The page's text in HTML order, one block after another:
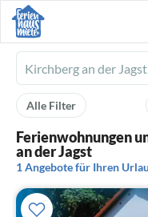
Ferienhausmiete
logo
Alle Filter
Ferienwohnungen
an der Jagst
1 Angebote für Ihren